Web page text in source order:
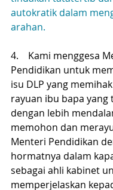
autokratik dalam
arahan.
4.    Kami menggesa
Pendidikan untuk
isu DLP yang
rayuan ibu bapa yang
dengan lebih
memohon dan
Menteri Pendidikan
hormatnya dalam
sebagai ahli kabinet
memperjelaskan